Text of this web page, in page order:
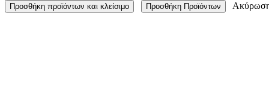
Προσθήκη προϊόντων και κλείσιμο Προσθήκη Προϊόντων